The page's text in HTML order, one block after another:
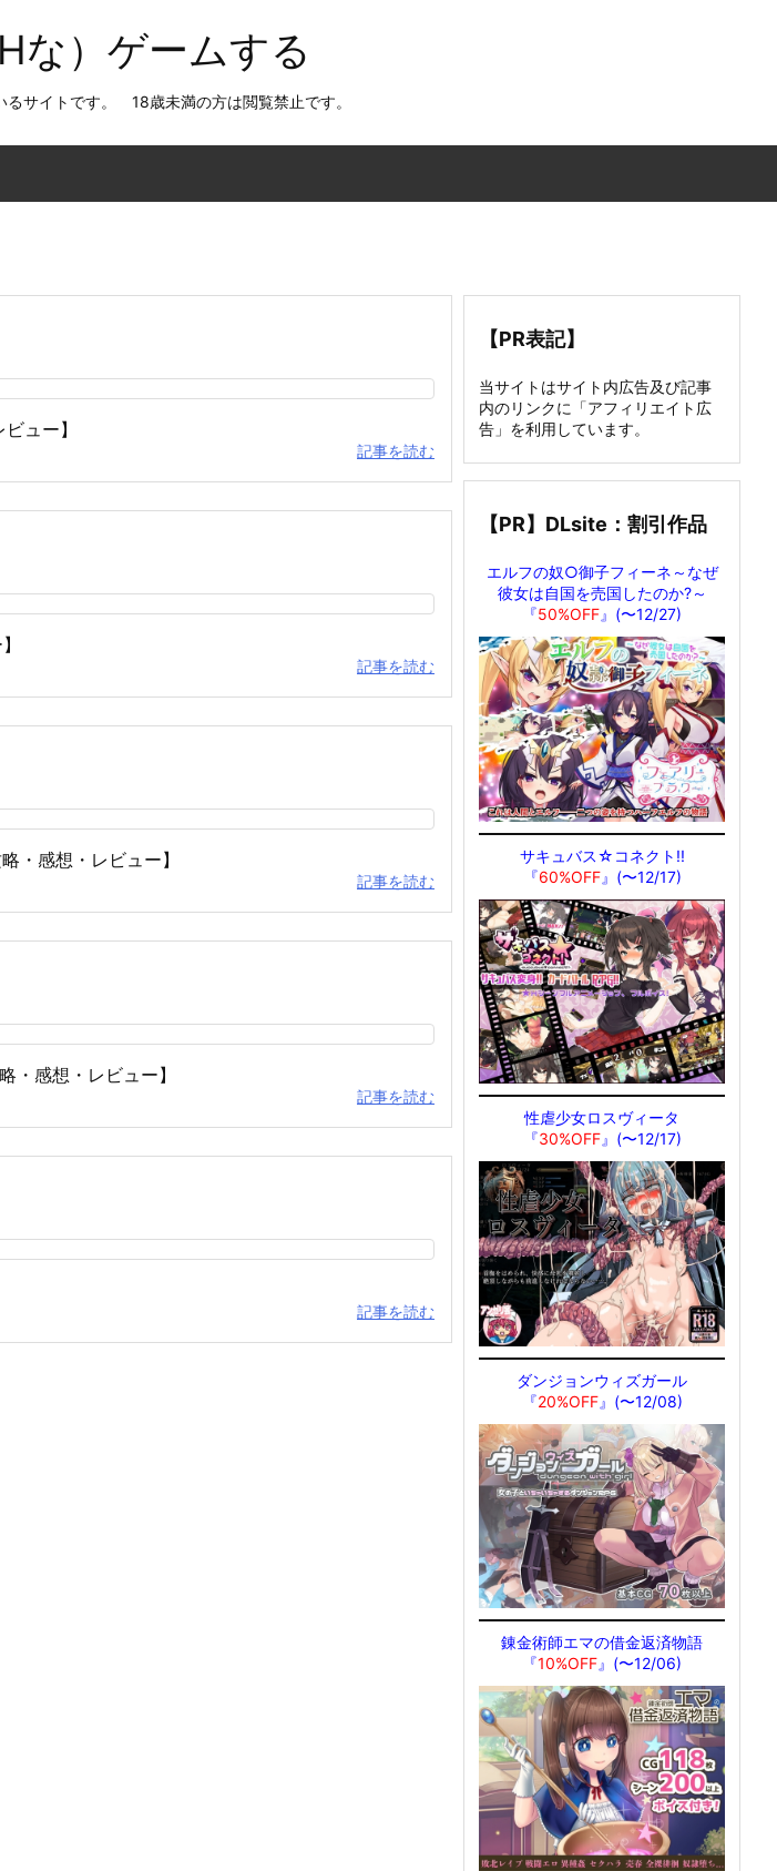
な）ゲームする
サイトです。 18歳未満の方は閲覧禁止です。
ュー】
記事を読む
記事を読む
・感想・レビュー】
記事を読む
・感想・レビュー】
記事を読む
記事を読む
【PR表記】
当サイトはサイト内広告及び記事
内のリンクに「アフィリエイト広
告」を利用しています。
【PR】DLsite：割引作品
エルフの奴○御子フィーネ～なぜ
彼女は自国を売国したのか?～
『50%OFF』(〜12/27)
サキュバス☆コネクト!!
『60%OFF』(〜12/17)
性虐少女ロスヴィータ
『30%OFF』(〜12/17)
ダンジョンウィズガール
『20%OFF』(〜12/08)
錬金術師エマの借金返済物語
『10%OFF』(〜12/06)